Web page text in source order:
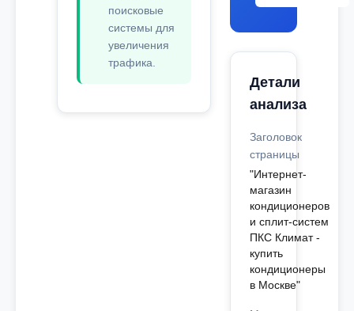
поисковые
системы для
увеличения
трафика.
Детали
анализа
Заголовок
страницы
"Интернет-
магазин
кондиционеров
и сплит-систем
ПКС Климат -
купить
кондиционеры
в Москве"